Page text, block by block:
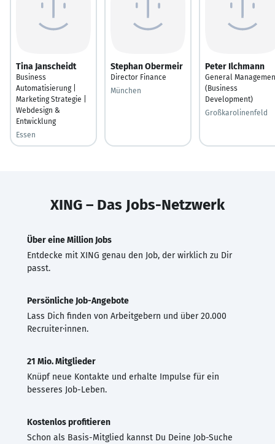
Tina Janscheidt
Business
Automatisierung |
Marketing Strategie |
Webdesign &
Entwicklung
Essen
Stephan Obermeir
Director Finance
München
Peter Ilchmann
General
(Business
Development)
Großkarolinenfeld
XING – Das Jobs-Netzwerk
Über eine Million Jobs
Entdecke mit XING genau den Job, der wirklich zu Dir
passt.
Persönliche Job-Angebote
Lass Dich finden von Arbeitgebern und über 20.000
Recruiter·innen.
21 Mio. Mitglieder
Knüpf neue Kontakte und erhalte Impulse für ein
besseres Job-Leben.
Kostenlos profitieren
Schon als Basis-Mitglied kannst Du Deine Job-Suche